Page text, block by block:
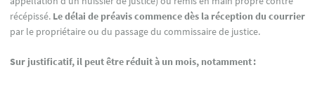
récépissé. Le délai de préavis commence dès la réception du courrier
par le propriétaire ou du passage du commissaire de justice.
Sur justificatif, il peut être réduit à un mois, notamment :